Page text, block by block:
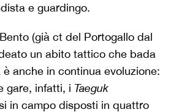
e guardingo.
(già ct del Portogallo dal
un abito tattico che bada
anche in continua evoluzione:
gare, infatti, i Taeguk
in campo disposti in quattro